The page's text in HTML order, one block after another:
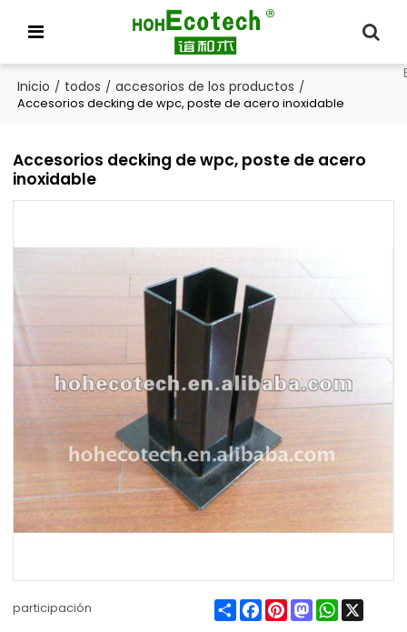
Inicio / todos / accesorios de los productos /
Accesorios decking de wpc, poste de acero inoxidable
Accesorios decking de wpc, poste de acero
inoxidable
participación ShareFacebook
PinterestMastodonWhatsApp
X